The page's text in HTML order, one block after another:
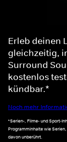
Erleb deinen
gleichzeitig,
Surround
kostenlos
kündbar.*
Noch mehr
*Serien-, Filme- und Sport-
Programminhalte wie
davon unberührt.